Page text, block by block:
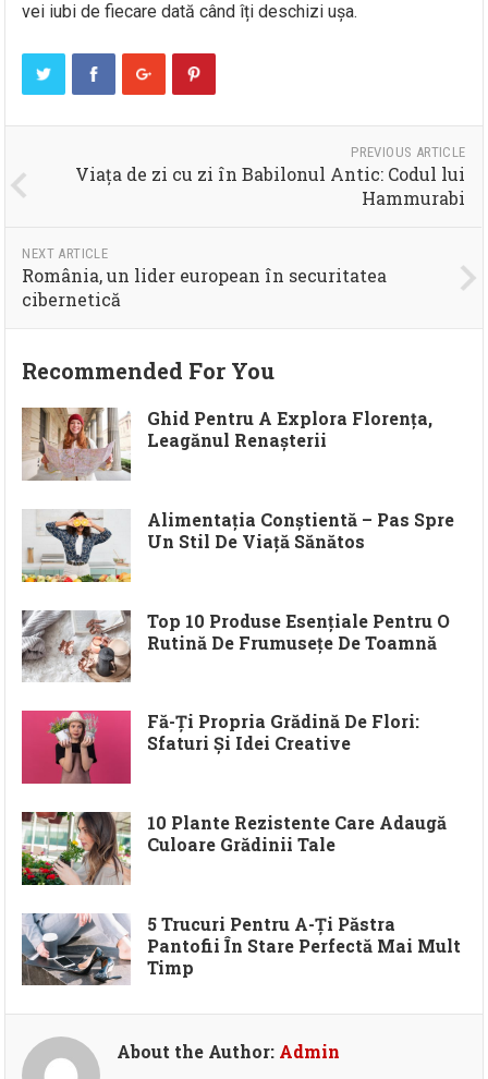
vei iubi de fiecare dată când îți deschizi ușa.
PREVIOUS ARTICLE
Viața de zi cu zi în Babilonul Antic: Codul lui
Hammurabi
NEXT ARTICLE
România, un lider european în securitatea
cibernetică
Recommended For You
Ghid Pentru A Explora Florența,
Leagănul Renașterii
Alimentația Conștientă – Pas Spre
Un Stil De Viață Sănătos
Top 10 Produse Esențiale Pentru O
Rutină De Frumusețe De Toamnă
Fă-Ți Propria Grădină De Flori:
Sfaturi Și Idei Creative
10 Plante Rezistente Care Adaugă
Culoare Grădinii Tale
5 Trucuri Pentru A-Ți Păstra
Pantofii În Stare Perfectă Mai Mult
Timp
About the Author: Admin